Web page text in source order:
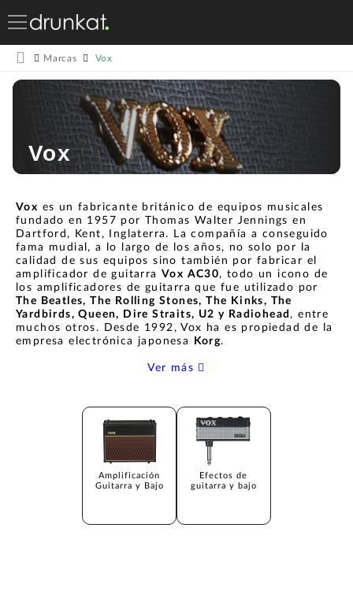
Marcas Vox
Vox
Vox es un fabricante británico de equipos musicales
fundado en 1957 por Thomas Walter Jennings en
Dartford, Kent, Inglaterra. La compañía a conseguido
fama mudial, a lo largo de los años, no solo por la
calidad de sus equipos sino también por fabricar el
amplificador de guitarra Vox AC30, todo un icono de
los amplificadores de guitarra que fue utilizado por
The Beatles, The Rolling Stones, The Kinks, The
Yardbirds, Queen, Dire Straits, U2 y Radiohead, entre
muchos otros. Desde 1992, Vox ha es propiedad de la
empresa electrónica japonesa
Korg.
Ver más
Amplificación
Guitarra y Bajo
Efectos de
guitarra y bajo